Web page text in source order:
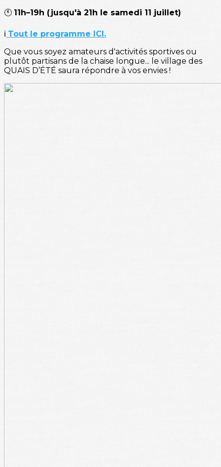
🕚 11h–19h (jusqu'à 21h le samedi 11 juillet)
ℹ️ Tout le programme ICI.
Que vous soyez amateurs d'activités sportives ou
plutôt partisans de la chaise longue... le village des
QUAIS D’ÉTÉ saura répondre à vos envies !